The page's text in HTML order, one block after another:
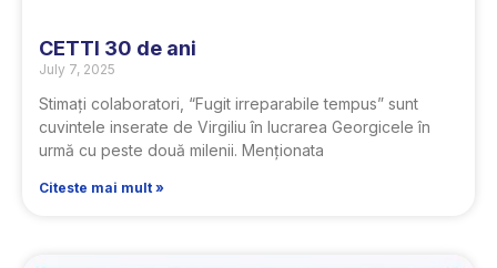
CETTI 30 de ani
July 7, 2025
Stimați colaboratori, “Fugit irreparabile tempus” sunt
cuvintele inserate de Virgiliu în lucrarea Georgicele în
urmă cu peste două milenii. Menționata
Citeste mai mult »